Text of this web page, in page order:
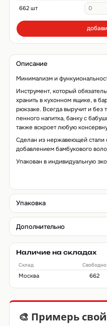
662 шт
Описание
Минимализм и
Инструмент, который
хранить в кухонном ящике, в
рюкзаке. Всегда выручит и без
пенного напитка, банку с
также вскроет любую
Сделан из нержавеющей стали
добавлением бамбукового
Упакован в индивидуальную
Упаковка
Дополнительно
Наличие на складах
Склад Свободно
Москва 662
🎨 Примерь